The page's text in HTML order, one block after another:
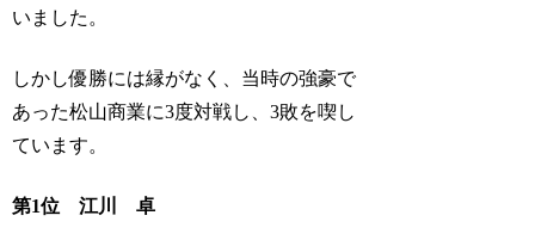
いました。
しかし優勝には縁がなく、当時の強豪で
あった松山商業に3度対戦し、3敗を喫し
ています。
第1位 江川 卓